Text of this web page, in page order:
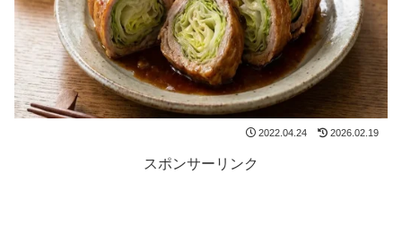
2022.04.24 2026.02.19
スポンサーリンク